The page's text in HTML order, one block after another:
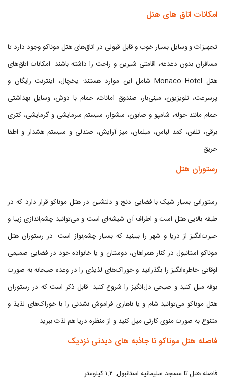
امکانات اتاق های هتل
تجهیزات و وسایل بسیار خوب و قابل قبولی در اتاق‌های هتل موناکو وجود دارد تا
مسافران بدون دغدغه، اقامتی شیرین و راحت را داشته باشند. امکانات اتاق‌های
هتل Monaco Hotel شامل این موارد هستند: یخچال، اینترنت رایگان و
پرسرعت، تلویزیون، مینی‌بار، صندوق ‌‌امانات، حمام با دوش، وسایل بهداشتی
حمام مانند حوله، شامپو و صابون، سشوار، سیستم سرمایشی و گرمایشی، کتری
برقی، تلفن، کمد لباس، مبلمان، میز آرایش، صندلی و سیستم هشدار و اطفا
حریق.
رستوران هتل
رستورانی بسیار شیک با فضایی دنج و دلنشین در هتل موناکو قرار دارد که در
طبقه بالایی هتل است و اطراف آن شیشه‌ای است و می‌توانید چشم‌اندازی زیبا و
حیرت‌انگیز از دریا و شهر را ببینید که بسیار چشم‌نواز است. در رستوران هتل
موناکو استانبول در کنار همراهان، دوستان و یا خانواده خود در فضایی صمیمی
اوقاتی خاطره‌انگیز را بگذرانید و خوراک‌های لذیذی را در وعده صبحانه به صورت
بوفه میل کنید و صبحی دل‌انگیز را شروع کنید. قابل ذکر است که در رستوران
هتل موناکو می‌توانید شام و یا ناهاری فراموش نشدنی را با خوراک‌های لذیذ و
متنوع به صورت منوی کارتی میل کنید و از منظره دریا هم لذت ببرید.
فاصله هتل موناکو تا جاذبه های دیدنی نزدیک
فاصله هتل تا مسجد سلیمانیه استانبول: ۱.۲ کیلومتر